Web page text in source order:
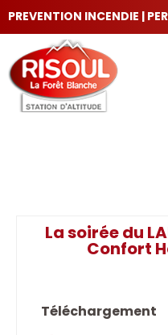
PREVENTION INCENDIE |
La soirée du
Confort
Téléchargement